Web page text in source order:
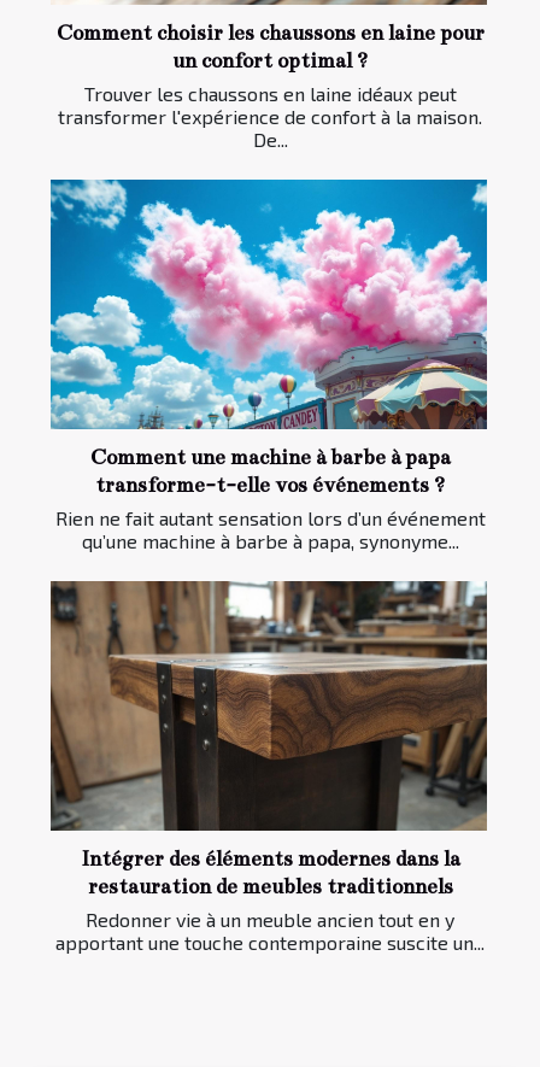
Comment choisir les chaussons en laine pour
un confort optimal ?
Trouver les chaussons en laine idéaux peut
transformer l'expérience de confort à la maison.
De...
Comment une machine à barbe à papa
transforme-t-elle vos événements ?
Rien ne fait autant sensation lors d’un événement
qu’une machine à barbe à papa, synonyme...
Intégrer des éléments modernes dans la
restauration de meubles traditionnels
Redonner vie à un meuble ancien tout en y
apportant une touche contemporaine suscite un...